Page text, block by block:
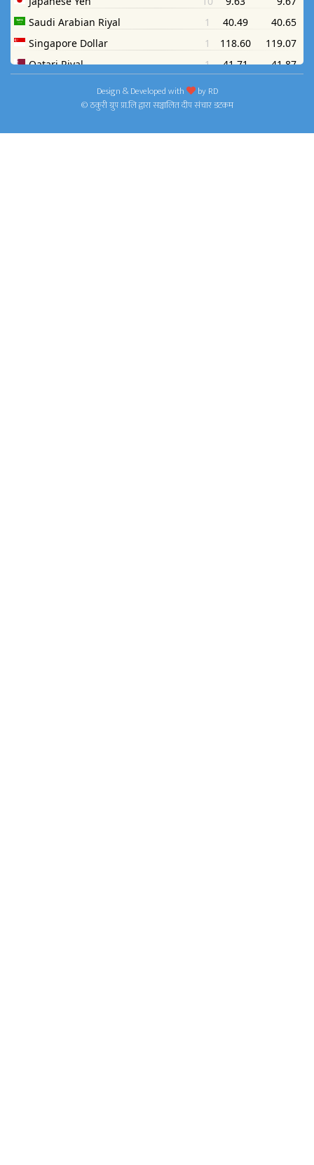
Design & Developed with byRD
© ठकुरी ग्रुप प्रा.लि द्वारा सञ्चालित दीप संचार डटकम